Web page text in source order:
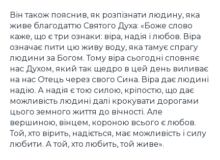
Він також пояснив, як розпізнати людину, яка
живе благодаттю Святого Духа: «Боже слово
каже, що є три ознаки: віра, надія і любов. Віра
означає пити цю живу воду, яка тамує спрагу
людини за Богом. Тому віра сьогодні сповняє
нас Духом, який так щедро в цей день виливає
на нас Отець через свого Сина. Віра дає людині
надію. А надія є тою силою, кріпостю, що дає
можливість людині далі крокувати дорогами
цього земного життя до вічності. Але
вершиною, вінцем, короною всього є любов.
Той, хто вірить, надіється, має можливість і силу
любити. А той, хто любить, той живе».